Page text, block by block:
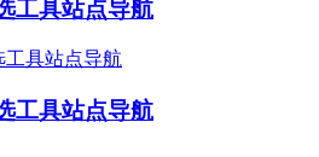
工具站点导航
工具站点导航